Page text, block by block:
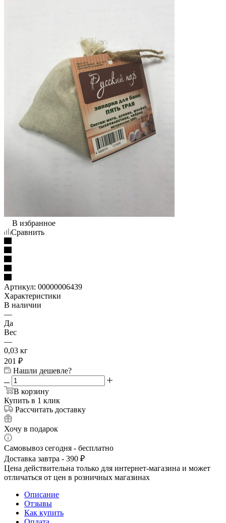
В избранное
Сравнить
Артикул: 00000006439
Характеристики
В наличии
—
Да
Вес
—
0,03 кг
201 ₽
Нашли дешевле?
В корзину
Купить в 1 клик
Рассчитать доставку
Хочу в подарок
Самовывоз сегодня - бесплатно
Доставка завтра - 390 ₽
Цена действительна только для интернет-магазина и может
отличаться от цен в розничных магазинах
Описание
Отзывы
Как купить